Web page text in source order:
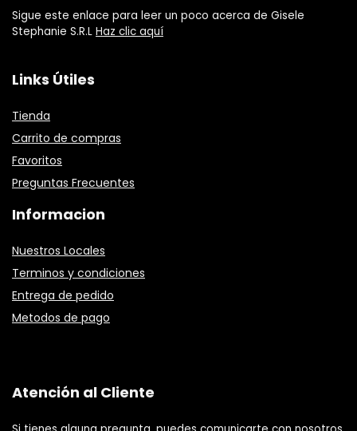
Sigue este enlace para leer un poco acerca de Gisele
Stephanie S.R.L Haz clic aquí
Links Útiles
Tienda
Carrito de compras
Favoritos
Preguntas Frecuentes
Informacion
Nuestros Locales
Terminos y condiciones
Entrega de pedido
Metodos de pago
Atención al Cliente